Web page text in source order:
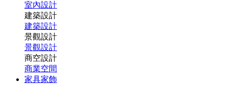
室內設計
建築設計
建築設計
景觀設計
景觀設計
商空設計
商業空間
家具家飾